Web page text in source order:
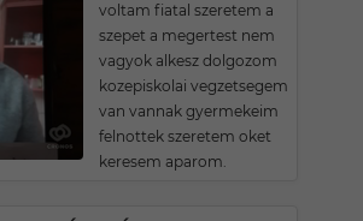
voltam fiatal szeretem a
szepet a megertest nem
vagyok alkesz dolgozom
kozepiskolai vegzetsegem
van vannak gyermekeim
felnottek szeretem oket
keresem aparom.